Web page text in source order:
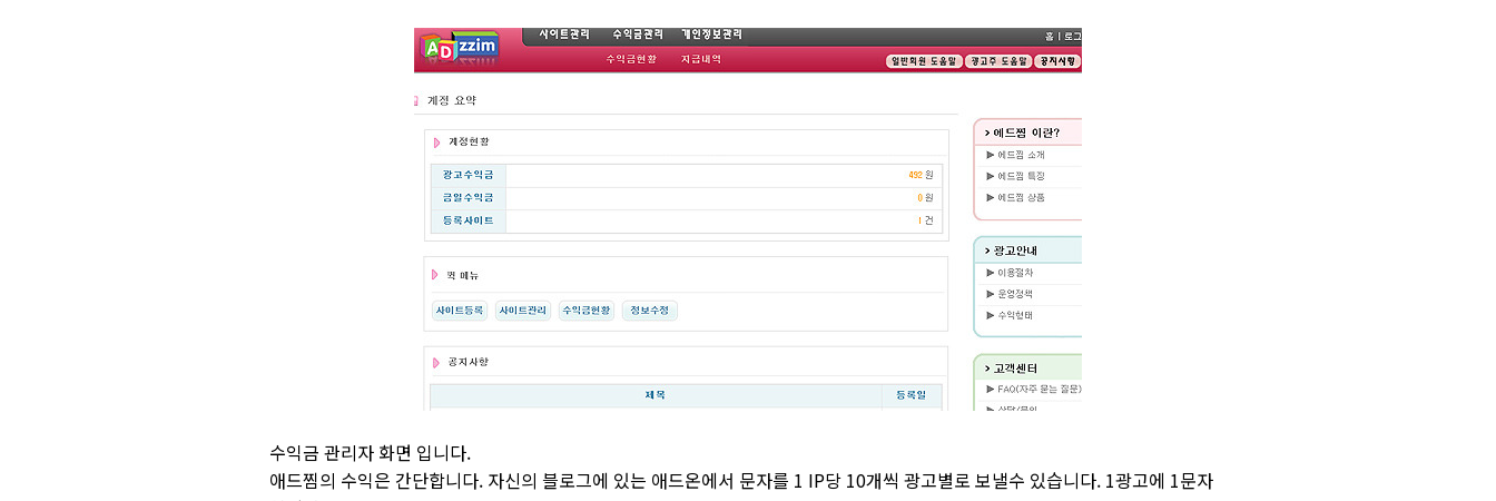
수익금 관리자 화면 입니다.
애드찜의 수익은 간단합니다. 자신의 블로그에 있는 애드온에서 문자를 1 IP당 10개씩 광고별로 보낼수 있습니다. 1광고에 1문자